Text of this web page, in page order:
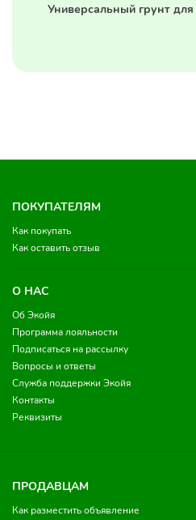
Универсальный грунт
ПОКУПАТЕЛЯМ
Как покупать
Как оставить отзыв
О НАС
Об Экойя
Программа лояльности
Подписаться на рассылку
Вопросы и ответы
Служба поддержки Экойя
Контакты
Реквизиты
ПРОДАВЦАМ
Как разместить объявление